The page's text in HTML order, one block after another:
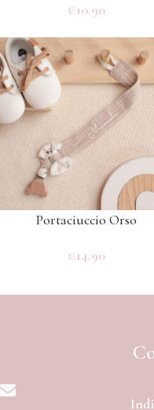
€10.90
Portaciuccio Orso
€14.90